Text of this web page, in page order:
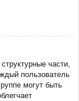
части,
пользователь
могут быть